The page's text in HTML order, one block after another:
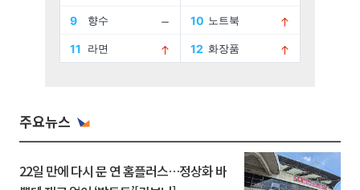
주요뉴스
22일 만에 다시 문 연 홈플러스…정상화 바